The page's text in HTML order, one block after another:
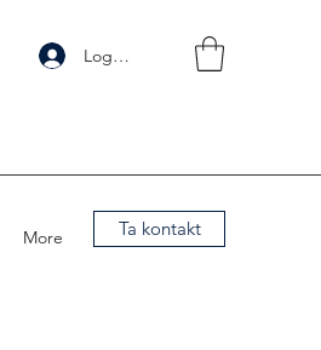
Logg inn
More Ta kontakt